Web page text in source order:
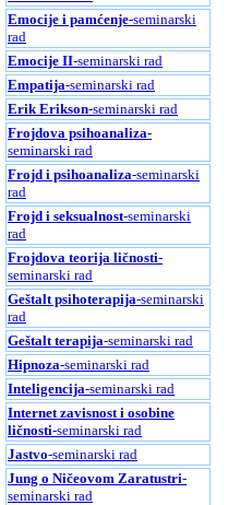
Emocije i pamćenje-seminarski
rad
Emocije II-seminarski rad
Empatija-seminarski rad
Erik Erikson-seminarski rad
Frojdova psihoanaliza-
seminarski rad
Frojd i psihoanaliza-seminarski
rad
Frojd i seksualnost-seminarski
rad
Frojdova teorija ličnosti-
seminarski rad
Geštalt psihoterapija-seminarski
rad
Geštalt terapija-seminarski rad
Hipnoza-seminarski rad
Inteligencija-seminarski rad
Internet zavisnost i osobine
ličnosti-seminarski rad
Jastvo-seminarski rad
Jung o Ničeovom Zaratustri-
seminarski rad